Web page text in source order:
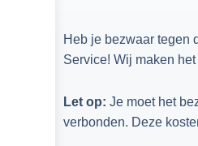
Heb je bezwaar tegen
Service! Wij maken
Let op: Je moet het
verbonden. Deze